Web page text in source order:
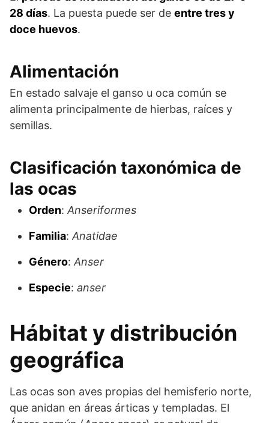
28 días. La puesta puede ser de entre tres y
doce huevos.
Alimentación
En estado salvaje el ganso u oca común se
alimenta principalmente de hierbas, raíces y
semillas.
Clasificación taxonómica de
las ocas
Orden: Anseriformes
Familia: Anatidae
Género: Anser
Especie: anser
Hábitat y distribución
geográfica
Las ocas son aves propias del hemisferio norte,
que anidan en áreas árticas y templadas. El